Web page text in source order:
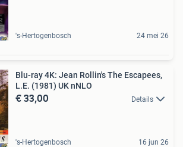
's-Hertogenbosch 24 mei 26
Blu-ray 4K: Jean Rollin's The Escapees,
L.E. (1981) UK nNLO
€ 33,00 Details
's-Hertogenbosch 16 jun 26